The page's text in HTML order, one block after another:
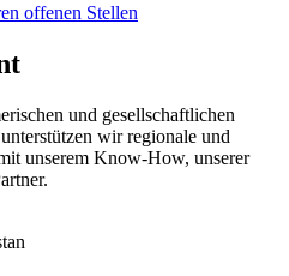
offenen Stellen
und gesellschaftlichen
wir regionale und
unserem Know-How, unserer